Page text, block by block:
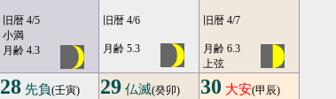
旧暦 4/5
小満
月齢 4.3
旧暦 4/6
月齢 5.3
旧暦 4/7
月齢 6.3
上弦
28 先負(壬寅) 29 仏滅(癸卯) 30 大安(甲辰)